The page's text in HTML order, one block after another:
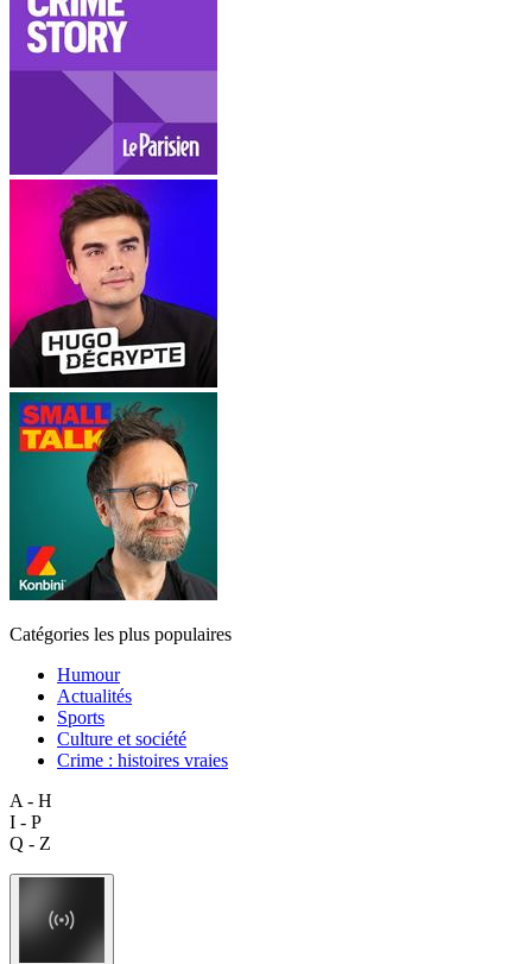
Catégories les plus populaires
Humour
Actualités
Sports
Culture et société
Crime : histoires vraies
A - H
I - P
Q - Z